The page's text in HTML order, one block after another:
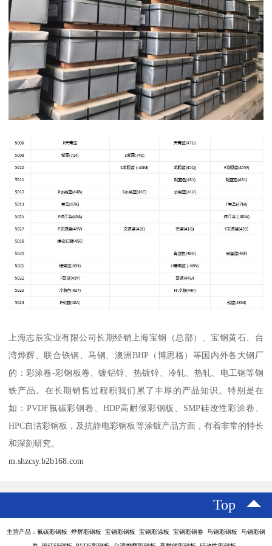
上海志辰实业有限公司长期经销上海宝钢（总部）、宝钢黄石、台
湾烨辉、联合铁钢、马钢、澳洲BHP（博思格）等国内外各大钢厂
的：彩涂卷-彩钢板卷、镀铝锌、热镀锌、冷轧、热轧、电工钢等钢
铁产品。在长期销售过程积我们累了丰厚的产品知识。特别是在
如：PVDF氟碳彩钢卷、HDP高耐候彩钢板、SMP硅改性彩涂卷、
HPC自洁彩钢板，及抗静电彩钢板等涂镀产品方面，有着非常的特长
和深刻研究。
m.shzcsy.b2b168.com
Top
主营产品：氟碳彩钢板 烨辉彩钢板 宝钢彩钢板 宝钢彩涂板 宝钢彩钢卷 马钢彩钢板 马钢彩钢